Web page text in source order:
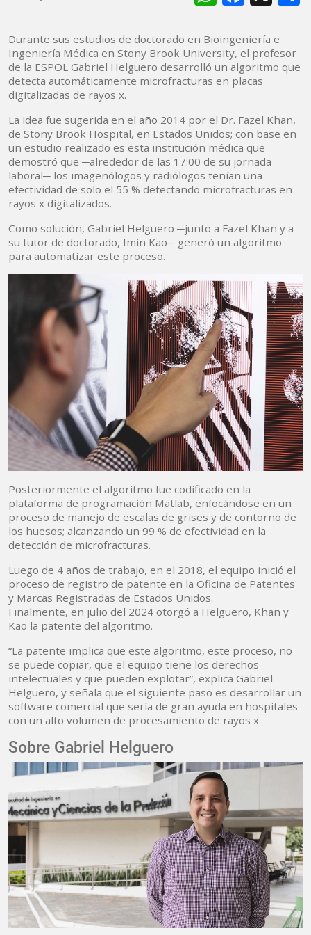
Durante sus estudios de doctorado en Bioingeniería e
Ingeniería Médica en Stony Brook University, el profesor
de la ESPOL Gabriel Helguero desarrolló un algoritmo que
detecta automáticamente microfracturas en placas
digitalizadas de rayos x.
La idea fue sugerida en el año 2014 por el Dr. Fazel Khan,
de Stony Brook Hospital, en Estados Unidos; con base en
un estudio realizado es esta institución médica que
demostró que ─alrededor de las 17:00 de su jornada
laboral─ los imagenólogos y radiólogos tenían una
efectividad de solo el 55 % detectando microfracturas en
rayos x digitalizados.
Como solución, Gabriel Helguero ─junto a Fazel Khan y a
su tutor de doctorado, Imin Kao─ generó un algoritmo
para automatizar este proceso.
Posteriormente el algoritmo fue codificado en la
plataforma de programación Matlab, enfocándose en un
proceso de manejo de escalas de grises y de contorno de
los huesos; alcanzando un 99 % de efectividad en la
detección de microfracturas.
Luego de 4 años de trabajo, en el 2018, el equipo inició el
proceso de registro de patente en la Oficina de Patentes
y Marcas Registradas de Estados Unidos.
Finalmente, en julio del 2024 otorgó a Helguero, Khan y
Kao la patente del algoritmo.
“La patente implica que este algoritmo, este proceso, no
se puede copiar, que el equipo tiene los derechos
intelectuales y que pueden explotar”, explica Gabriel
Helguero, y señala que el siguiente paso es desarrollar un
software comercial que sería de gran ayuda en hospitales
con un alto volumen de procesamiento de rayos x.
Sobre Gabriel Helguero